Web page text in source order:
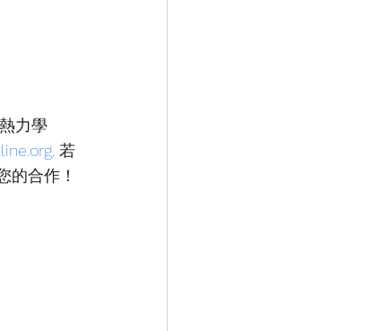
力學
若
的合作！